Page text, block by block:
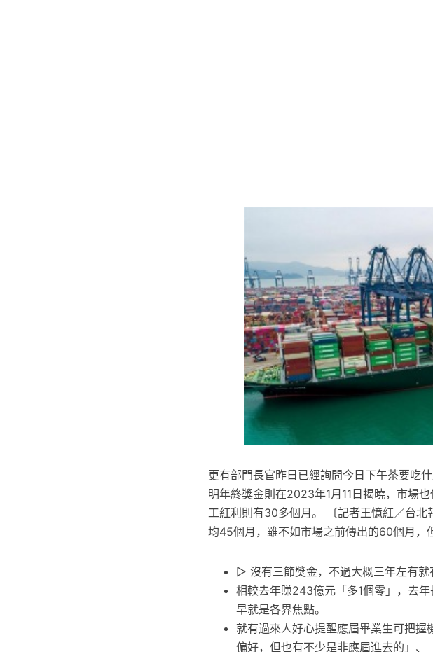
更有部門長官昨日已經詢問今日下午茶要吃
明年終獎金則在2023年1月11日揭曉，市場
工紅利則有30多個月。 〔記者王憶紅／台
均45個月，雖不如市場之前傳出的60個月，
▷ 沒有三節獎金，不過大概三年左有就
相較去年賺243億元「多1個零」，去
早就是各界焦點。
就有過來人好心提醒應屆畢業生可把
偏好，但也有不少是非應屆進去的」